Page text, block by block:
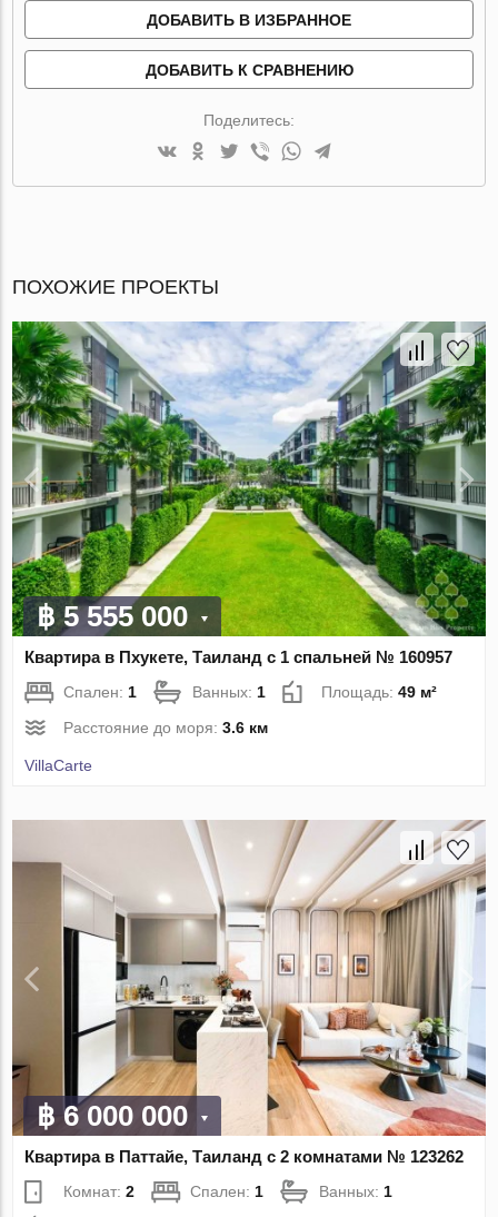
ДОБАВИТЬ В ИЗБРАННОЕ
ДОБАВИТЬ К СРАВНЕНИЮ
Поделитесь:
ПОХОЖИЕ ПРОЕКТЫ
฿ 5 555 000
Квартира в Пхукете, Таиланд с 1 спальней № 160957
Спален:1 Ванных:1 Площадь:49 м²
Расстояние до моря:3.6 км
VillaСarte
฿ 6 000 000
Квартира в Паттайе, Таиланд с 2 комнатами № 123262
Комнат:2 Спален: 1 Ванных: 1